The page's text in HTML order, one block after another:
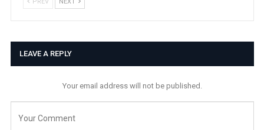
LEAVE A REPLY
Your email address will not be published.